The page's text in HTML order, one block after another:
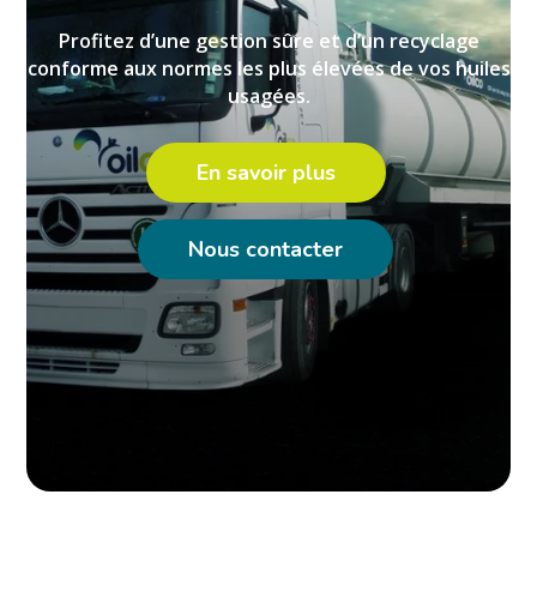
Profitez d’une gestion sûre et d’un recyclage
conforme aux normes les plus élevées de vos huiles
usagées.
En savoir plus
Nous contacter